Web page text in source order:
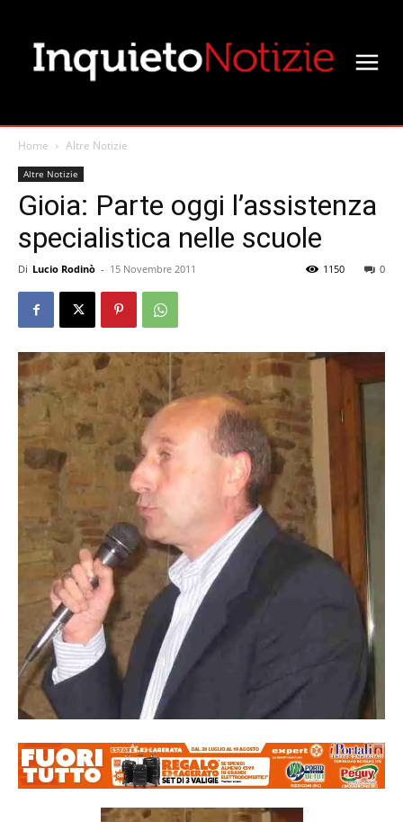
Home Altre Notizie
Altre Notizie
Gioia: Parte oggi l’assistenza
specialistica nelle scuole
Di Lucio Rodinò - 15 Novembre 2011 0
1150